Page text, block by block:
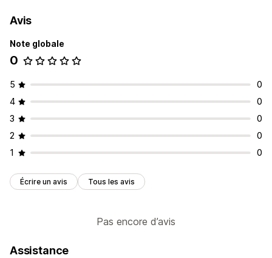
Position de bannière
Avis
Note globale
0
5
0
4
0
3
0
2
0
1
0
Écrire un avis Tous les avis
Pas encore d’avis
Assistance